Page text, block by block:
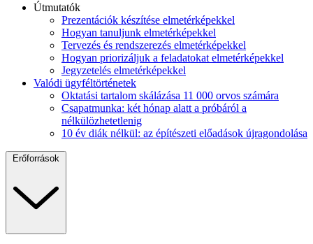
Útmutatók
Prezentációk készítése elmetérképekkel
Hogyan tanuljunk elmetérképekkel
Tervezés és rendszerezés elmetérképekkel
Hogyan priorizáljuk a feladatokat elmetérképekkel
Jegyzetelés elmetérképekkel
Valódi ügyféltörténetek
Oktatási tartalom skálázása 11 000 orvos számára
Csapatmunka: két hónap alatt a próbáról a
nélkülözhetetlenig
10 év diák nélkül: az építészeti előadások újragondolása
Erőforrások